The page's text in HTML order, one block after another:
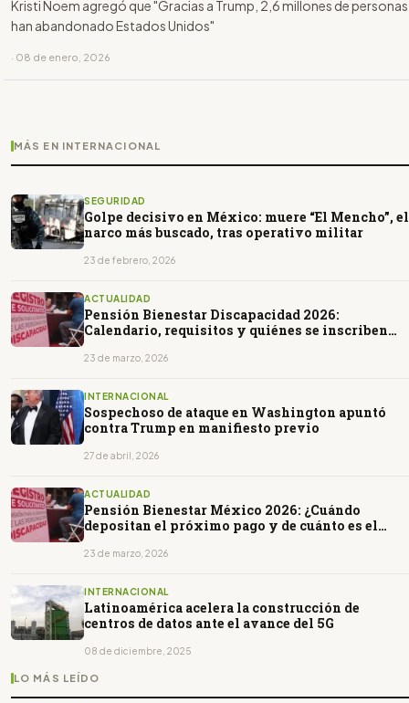
Kristi Noem agregó que "Gracias a Trump, 2,6 millones de personas
han abandonado Estados Unidos"
· 08 de enero, 2026
MÁS EN INTERNACIONAL
SEGURIDAD
Golpe decisivo en México: muere “El Mencho”, el
narco más buscado, tras operativo militar
23 de febrero, 2026
ACTUALIDAD
Pensión Bienestar Discapacidad 2026:
Calendario, requisitos y quiénes se inscriben
23 de marzo, 2026
INTERNACIONAL
Sospechoso de ataque en Washington apuntó
contra Trump en manifiesto previo
27 de abril, 2026
ACTUALIDAD
Pensión Bienestar México 2026: ¿Cuándo
depositan el próximo pago y de cuánto es el
23 de marzo, 2026
INTERNACIONAL
Latinoamérica acelera la construcción de
centros de datos ante el avance del 5G
08 de diciembre, 2025
LO MÁS LEÍDO